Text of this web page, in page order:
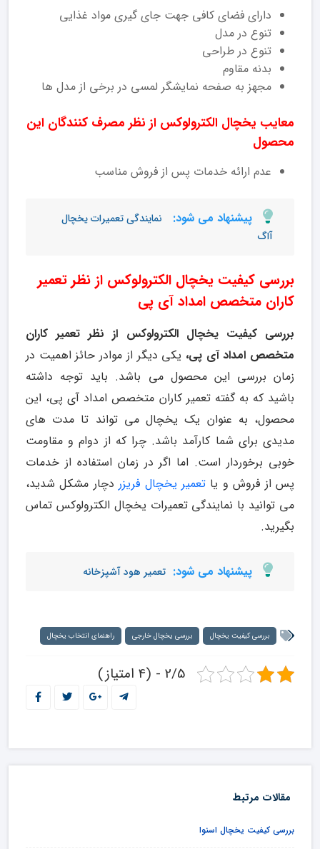
دارای فضای کافی جهت جای گیری مواد غذایی
تنوع در مدل
تنوع در طراحی
بدنه مقاوم
مجهز به صفحه نمایشگر لمسی در برخی از مدل ها
معایب یخچال الکترولوکس از نظر مصرف کنندگان این
محصول
عدم ارائه خدمات پس از فروش مناسب
پیشنهاد می شود:
نمایندگی تعمیرات یخچال
آاگ
بررسی کیفیت یخچال الکترولوکس از نظر تعمیر
کاران متخصص امداد آی پی
بررسی کیفیت یخچال الکترولوکس از نظر تعمیر کاران
متخصص امداد آی پی، یکی دیگر از موادر حائز اهمیت در
زمان بررسی این محصول می باشد. باید توجه داشته
باشید که به گفته تعمیر کاران متخصص امداد آی پی، این
محصول، به عنوان یک یخچال می تواند تا مدت های
مدیدی برای شما کارآمد باشد. چرا که از دوام و مقاومت
خوبی برخوردار است. اما اگر در زمان استفاده از خدمات
پس از فروش و یا تعمیر یخچال فریزردچار مشکل شدید،
می توانید با نمایندگی تعمیرات یخچال الکترولوکس تماس
بگیرید.
پیشنهاد می شود: تعمیر هود آشپزخانه
بررسی کیفیت یخچال بررسی یخچال خارجی راهنمای انتخاب یخچال
2/5 - (4 امتیاز)
مقالات مرتبط
بررسی کیفیت یخچال اسنوا